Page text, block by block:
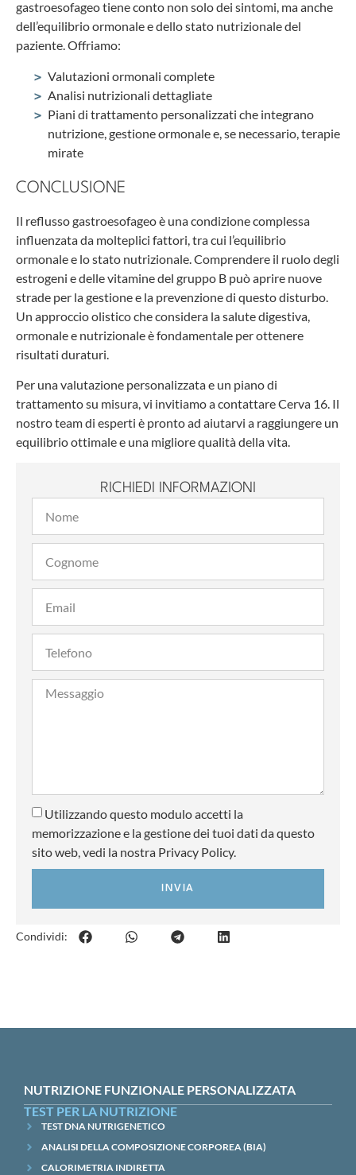
gastroesofageo tiene conto non solo dei sintomi, ma anche
dell’equilibrio ormonale e dello stato nutrizionale del
paziente. Offriamo:
Valutazioni ormonali complete
Analisi nutrizionali dettagliate
Piani di trattamento personalizzati che integrano
nutrizione, gestione ormonale e, se necessario, terapie
mirate
CONCLUSIONE
Il reflusso gastroesofageo è una condizione complessa
influenzata da molteplici fattori, tra cui l’equilibrio
ormonale e lo stato nutrizionale. Comprendere il ruolo degli
estrogeni e delle vitamine del gruppo B può aprire nuove
strade per la gestione e la prevenzione di questo disturbo.
Un approccio olistico che considera la salute digestiva,
ormonale e nutrizionale è fondamentale per ottenere
risultati duraturi.
Per una valutazione personalizzata e un piano di
trattamento su misura, vi invitiamo a contattare Cerva 16. Il
nostro team di esperti è pronto ad aiutarvi a raggiungere un
equilibrio ottimale e una migliore qualità della vita.
RICHIEDI INFORMAZIONI
Utilizzando questo modulo accetti la
memorizzazione e la gestione dei tuoi dati da questo
sito web, vedi la nostra Privacy Policy.
INVIA
Condividi:
NUTRIZIONE FUNZIONALE PERSONALIZZATA
TEST PER LA NUTRIZIONE
TEST DNA NUTRIGENETICO
ANALISI DELLA COMPOSIZIONE CORPOREA (BIA)
CALORIMETRIA INDIRETTA